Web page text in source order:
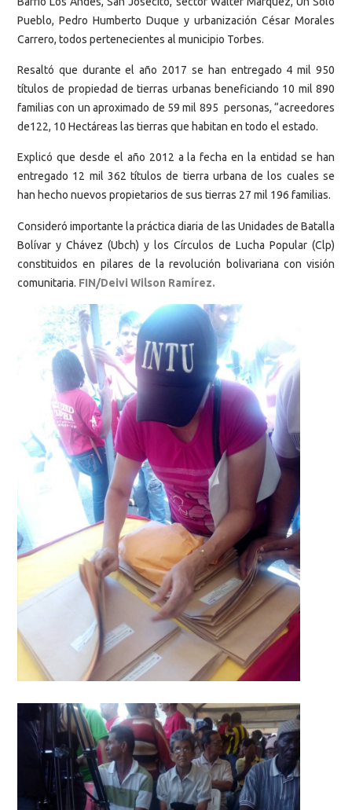
Pueblo, Pedro Humberto Duque y urbanización César Morales
Carrero, todos pertenecientes al municipio Torbes.
Resaltó que durante el año 2017 se han entregado 4 mil 950
títulos de propiedad de tierras urbanas beneficiando 10 mil 890
familias con un aproximado de 59 mil 895 personas, “acreedores
de122, 10 Hectáreas las tierras que habitan en todo el estado.
Explicó que desde el año 2012 a la fecha en la entidad se han
entregado 12 mil 362 títulos de tierra urbana de los cuales se
han hecho nuevos propietarios de sus tierras 27 mil 196 familias.
Consideró importante la práctica diaria de las Unidades de Batalla
Bolívar y Chávez (Ubch) y los Círculos de Lucha Popular (Clp)
constituidos en pilares de la revolución bolivariana con visión
comunitaria. FIN/Deivi Wilson Ramírez.